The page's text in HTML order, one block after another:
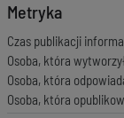
Metryka
Czas publikacji
Osoba, która
Osoba, która
Osoba, która